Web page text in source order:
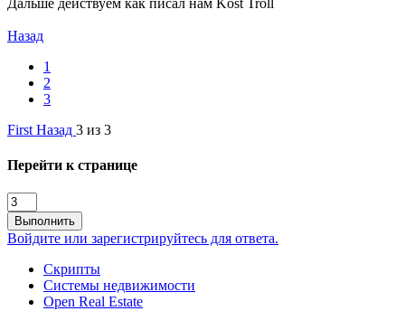
Назад
1
2
3
First Назад 3 из 3
Перейти к странице
Выполнить
Войдите или зарегистрируйтесь для ответа.
Скрипты
Системы недвижимости
Open Real Estate